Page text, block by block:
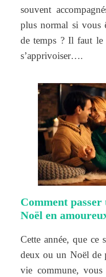
souvent
plus normal si vous
de temps ? Il faut le
s’apprivoiser….
Comment
Noël en
Cette année, que ce
deux ou un Noël de
vie commune, vous